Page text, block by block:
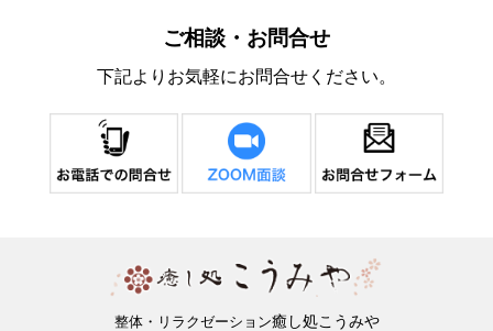
ご相談・お問合せ
下記よりお気軽にお問合せください。
整体・リラクゼーション癒し処こうみや